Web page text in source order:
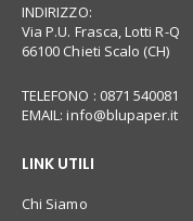
INDIRIZZO:
Via P.U. Frasca, Lotti R-Q
66100 Chieti Scalo (CH)
TELEFONO : 0871 540081
EMAIL:info@blupaper.it
LINK UTILI
Chi Siamo